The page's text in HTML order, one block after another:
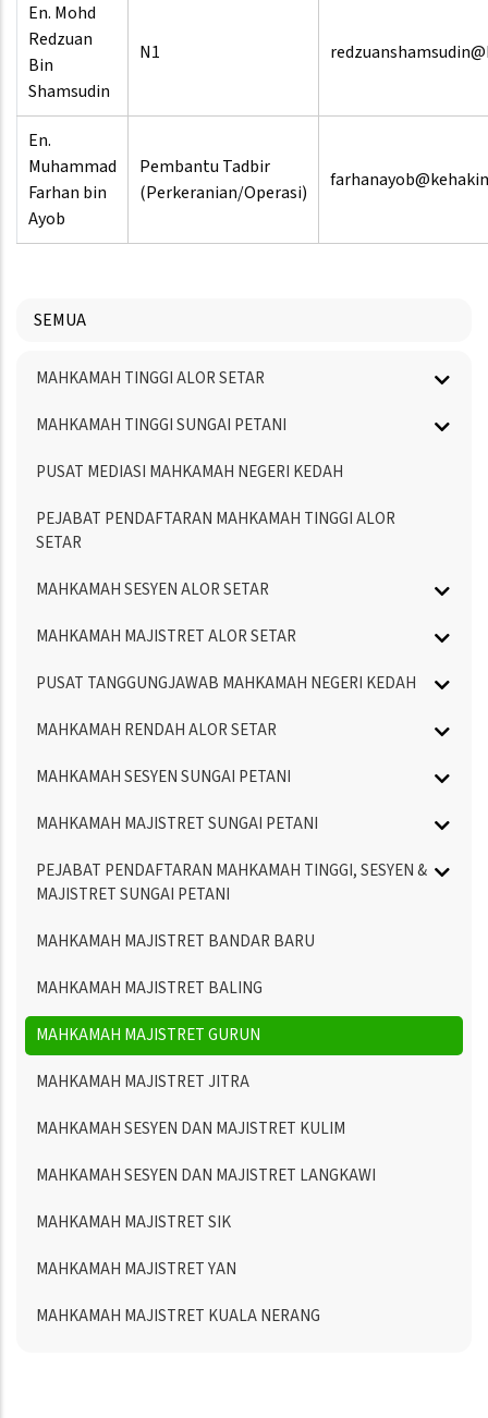
En. Mohd
Redzuan
Bin
Shamsudin
N1
En.
Muhammad
Farhan bin
Ayob
Pembantu Tadbir
(Perkeranian/Operasi)
SEMUA
Menu
MAHKAMAH TINGGI ALOR SETAR
MAHKAMAH TINGGI SUNGAI PETANI
PUSAT MEDIASI MAHKAMAH NEGERI KEDAH
PEJABAT PENDAFTARAN MAHKAMAH TINGGI ALOR
SETAR
MAHKAMAH SESYEN ALOR SETAR
MAHKAMAH MAJISTRET ALOR SETAR
PUSAT TANGGUNGJAWAB MAHKAMAH NEGERI KEDAH
MAHKAMAH RENDAH ALOR SETAR
MAHKAMAH SESYEN SUNGAI PETANI
MAHKAMAH MAJISTRET SUNGAI PETANI
PEJABAT PENDAFTARAN MAHKAMAH TINGGI, SESYEN &
MAJISTRET SUNGAI PETANI
MAHKAMAH MAJISTRET BANDAR BARU
MAHKAMAH MAJISTRET BALING
MAHKAMAH MAJISTRET GURUN
MAHKAMAH MAJISTRET JITRA
MAHKAMAH SESYEN DAN MAJISTRET KULIM
MAHKAMAH SESYEN DAN MAJISTRET LANGKAWI
MAHKAMAH MAJISTRET SIK
MAHKAMAH MAJISTRET YAN
MAHKAMAH MAJISTRET KUALA NERANG